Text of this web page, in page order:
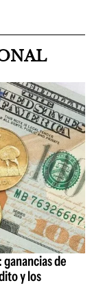
de
y los